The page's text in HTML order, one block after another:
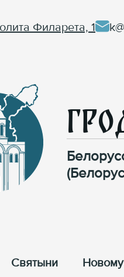
Филарета, 1
Cвятыни